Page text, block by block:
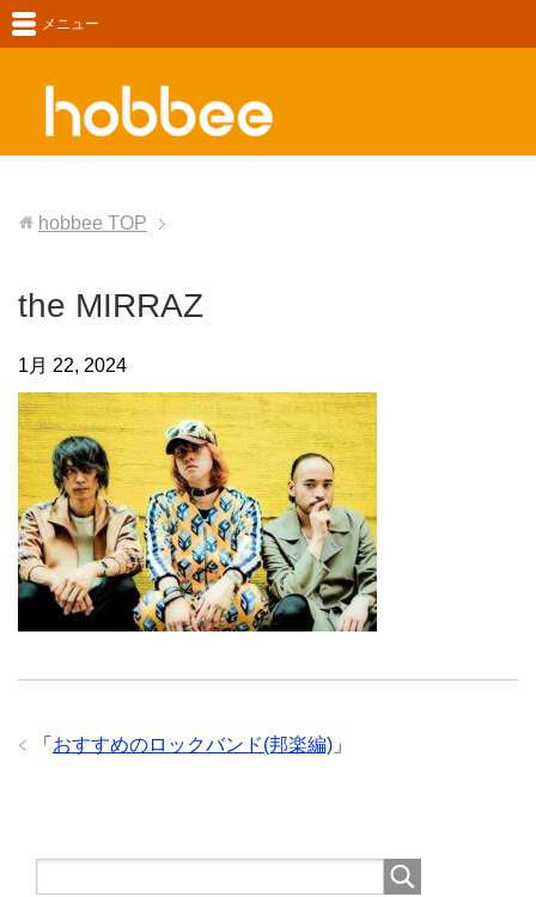
メニュー
hobbee TOP
the MIRRAZ
1月 22, 2024
「 おすすめのロックバンド(邦楽編) 」